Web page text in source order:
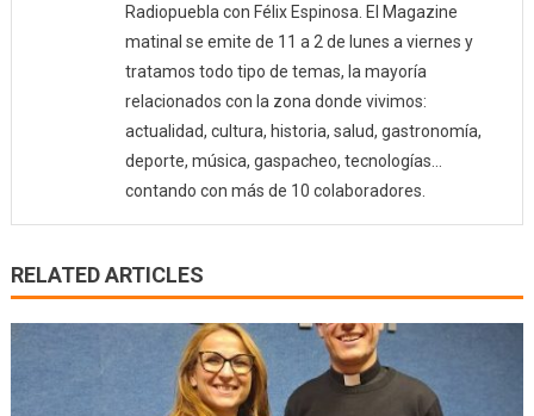
Radiopuebla con Félix Espinosa. El Magazine
matinal se emite de 11 a 2 de lunes a viernes y
tratamos todo tipo de temas, la mayoría
relacionados con la zona donde vivimos:
actualidad, cultura, historia, salud, gastronomía,
deporte, música, gaspacheo, tecnologías…
contando con más de 10 colaboradores.
RELATED ARTICLES